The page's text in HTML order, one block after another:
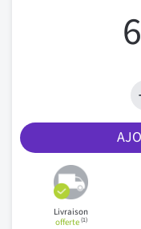
Livraison
offerte(1)